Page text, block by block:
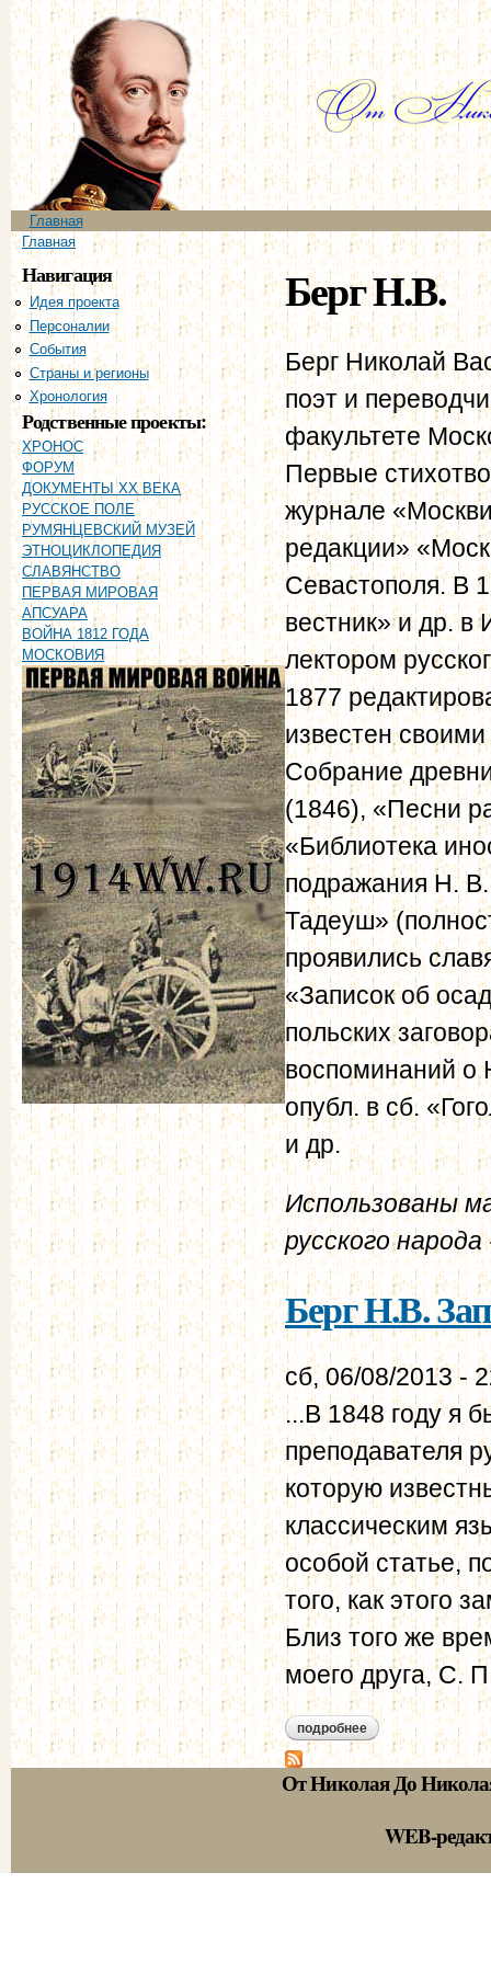
Главное меню
Главная
Вы здесь
Главная
Навигация
Идея проекта
Персоналии
События
Страны и регионы
Хронология
Родственные проекты:
ХРОНОС
ФОРУМ
ДОКУМЕНТЫ XX ВЕКА
РУССКОЕ ПОЛЕ
РУМЯНЦЕВСКИЙ МУЗЕЙ
ЭТНОЦИКЛОПЕДИЯ
СЛАВЯНСТВО
ПЕРВАЯ МИРОВАЯ
АПСУАРА
ВОЙНА 1812 ГОДА
МОСКОВИЯ
Берг Н.В.
Берг Николай
поэт и
факультете
Первые
журнале
редакции»
Севастополя. В
вестник» и др.
лектором
1877
известен
Собрание
(1846), «Песни
«Библиотека
подражания Н.
Тадеуш»
проявились
«Записок об
польских
воспоминаний о
опубл. в сб.
и др.
Использованы
русского
Берг Н.В.
сб, 06/08/2013 -
...В 1848 году я
преподавателя
которую
классическим
особой статье,
того, как этого
Близ того же
моего друга, С.
подробнее о берг н.в. записки.
От Николая До
WEB-